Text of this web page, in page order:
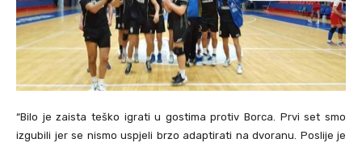
“Bilo je zaista teško igrati u gostima protiv Borca. Prvi set smo
izgubili jer se nismo uspjeli brzo adaptirati na dvoranu. Poslije je